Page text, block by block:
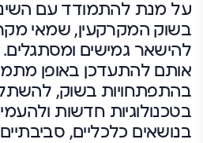
על מנת להתמודד עם
בשוק המקרקעין, שמאי
להישאר גמישים ומסתגלים.
אותם להתעדכן באופן
בהתפתחויות בשוק,
בטכנולוגיות חדשות
בנושאים כלכליים,